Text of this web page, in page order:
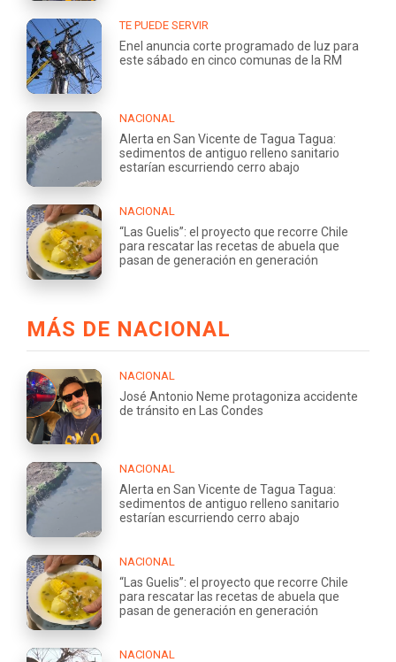
TE PUEDE SERVIR
Enel anuncia corte programado de luz para
este sábado en cinco comunas de la RM
NACIONAL
Alerta en San Vicente de Tagua Tagua:
sedimentos de antiguo relleno sanitario
estarían escurriendo cerro abajo
NACIONAL
“Las Guelis”: el proyecto que recorre Chile
para rescatar las recetas de abuela que
pasan de generación en generación
MÁS DE NACIONAL
NACIONAL
José Antonio Neme protagoniza accidente
de tránsito en Las Condes
NACIONAL
Alerta en San Vicente de Tagua Tagua:
sedimentos de antiguo relleno sanitario
estarían escurriendo cerro abajo
NACIONAL
“Las Guelis”: el proyecto que recorre Chile
para rescatar las recetas de abuela que
pasan de generación en generación
NACIONAL